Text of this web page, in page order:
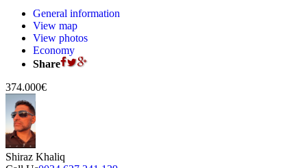
General information
View map
View photos
Economy
Share
374.000€
Shiraz Khaliq